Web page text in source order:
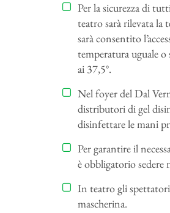
Per la sicurezza di
teatro sarà rilevata la
sarà consentito
temperatura uguale o
ai 37,5°.
Nel foyer del Dal
distributori di gel
disinfettare le mani
Per garantire il
è obbligatorio sedere
In teatro gli
mascherina.